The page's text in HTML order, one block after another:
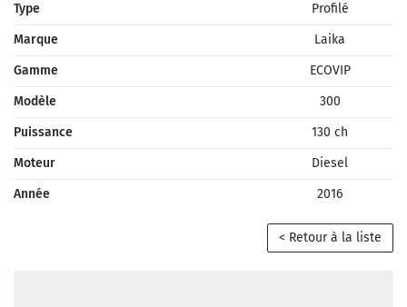
Type
Profilé
Marque
Laika
Gamme
ECOVIP
Modèle
300
Puissance
130 ch
Moteur
Diesel
Année
2016
< Retour à la liste